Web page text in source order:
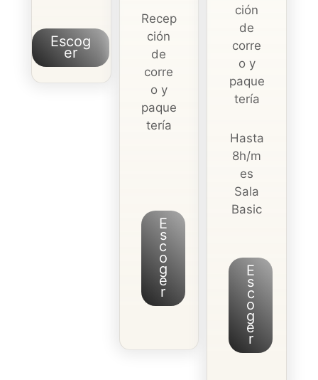
Escog
er
Recep
ción
de
corre
o y
paque
tería
E
s
c
o
g
e
r
ción
de
corre
o y
paque
tería
Hasta
8h/m
es
Sala
Basic
E
s
c
o
g
e
r